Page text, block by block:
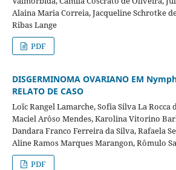
Alaina Maria Correia, Jacqueline Schrotke
Ribas Lange
PDF
DISGERMINOMA OVARIANO EM
RELATO DE CASO
Loïc Rangel Lamarche, Sofia Silva La
Maciel Arôso Mendes, Karolina Vitorino
Dandara Franco Ferreira da Silva, Rafaela
Aline Ramos Marques Marangon, Rômulo
PDF